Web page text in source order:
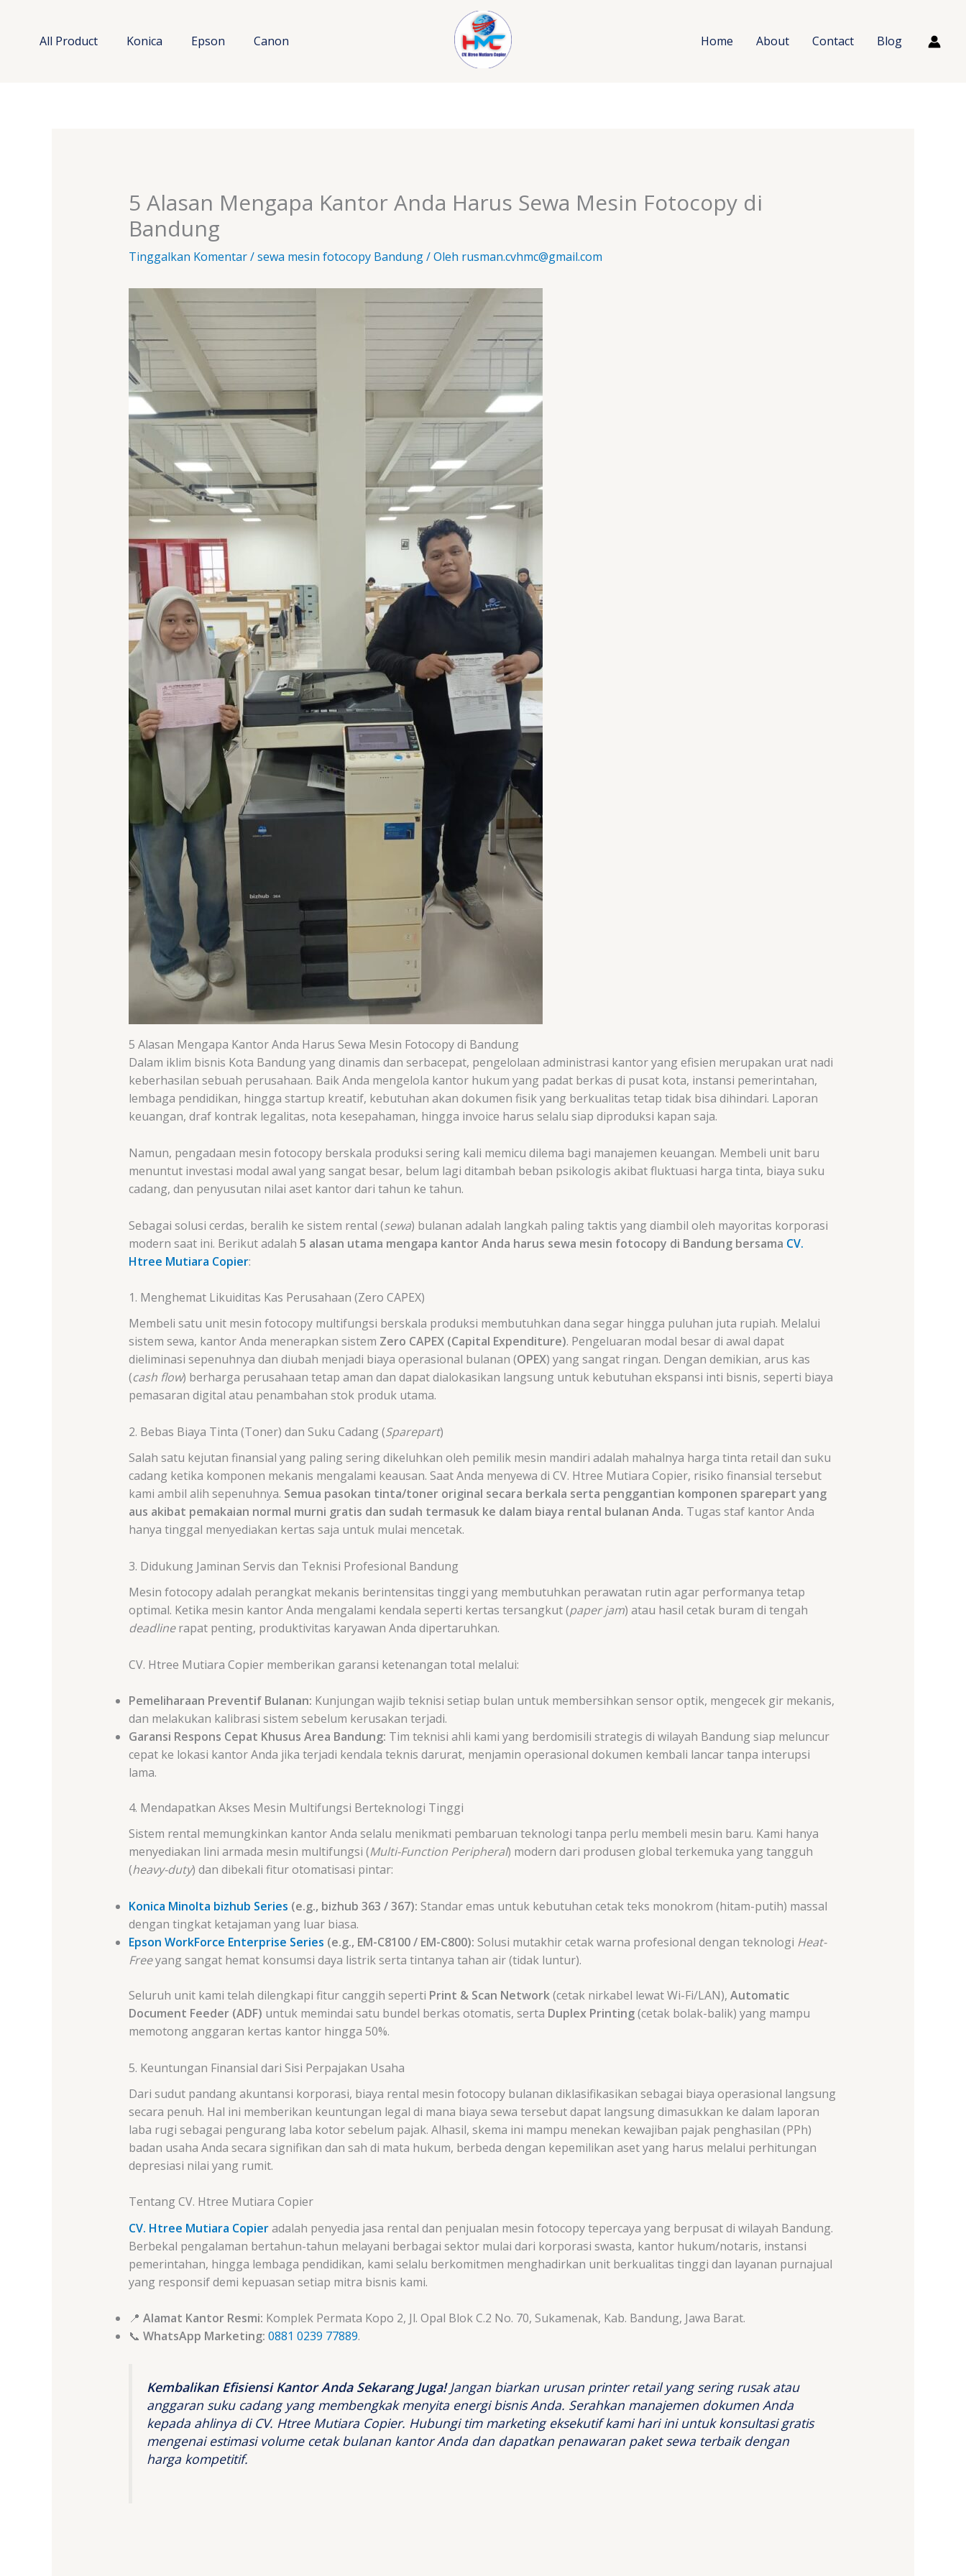
All Product Konica Epson Canon Home About Contact Blog
5 Alasan Mengapa Kantor Anda Harus Sewa Mesin Fotocopy di
Bandung
Tinggalkan Komentar/sewa mesin fotocopy Bandung/ Oleh rusman.cvhmc@gmail.com
5 Alasan Mengapa Kantor Anda Harus Sewa Mesin Fotocopy di Bandung
Dalam iklim bisnis Kota Bandung yang dinamis dan serbacepat, pengelolaan administrasi kantor yang efisien merupakan urat nadi
keberhasilan sebuah perusahaan. Baik Anda mengelola kantor hukum yang padat berkas di pusat kota, instansi pemerintahan,
lembaga pendidikan, hingga startup kreatif, kebutuhan akan dokumen fisik yang berkualitas tetap tidak bisa dihindari. Laporan
keuangan, draf kontrak legalitas, nota kesepahaman, hingga invoice harus selalu siap diproduksi kapan saja.
Namun, pengadaan mesin fotocopy berskala produksi sering kali memicu dilema bagi manajemen keuangan. Membeli unit baru
menuntut investasi modal awal yang sangat besar, belum lagi ditambah beban psikologis akibat fluktuasi harga tinta, biaya suku
cadang, dan penyusutan nilai aset kantor dari tahun ke tahun.
Sebagai solusi cerdas, beralih ke sistem rental (sewa) bulanan adalah langkah paling taktis yang diambil oleh mayoritas korporasi
modern saat ini. Berikut adalah 5 alasan utama mengapa kantor Anda harus sewa mesin fotocopy di Bandung bersama CV.
Htree Mutiara Copier:
1. Menghemat Likuiditas Kas Perusahaan (Zero CAPEX)
Membeli satu unit mesin fotocopy multifungsi berskala produksi membutuhkan dana segar hingga puluhan juta rupiah. Melalui
sistem sewa, kantor Anda menerapkan sistem Zero CAPEX (Capital Expenditure). Pengeluaran modal besar di awal dapat
dieliminasi sepenuhnya dan diubah menjadi biaya operasional bulanan (OPEX) yang sangat ringan. Dengan demikian, arus kas
(cash flow) berharga perusahaan tetap aman dan dapat dialokasikan langsung untuk kebutuhan ekspansi inti bisnis, seperti biaya
pemasaran digital atau penambahan stok produk utama.
2. Bebas Biaya Tinta (Toner) dan Suku Cadang (Sparepart)
Salah satu kejutan finansial yang paling sering dikeluhkan oleh pemilik mesin mandiri adalah mahalnya harga tinta retail dan suku
cadang ketika komponen mekanis mengalami keausan. Saat Anda menyewa di CV. Htree Mutiara Copier, risiko finansial tersebut
kami ambil alih sepenuhnya. Semua pasokan tinta/toner original secara berkala serta penggantian komponen sparepart yang
aus akibat pemakaian normal murni gratis dan sudah termasuk ke dalam biaya rental bulanan Anda. Tugas staf kantor Anda
hanya tinggal menyediakan kertas saja untuk mulai mencetak.
3. Didukung Jaminan Servis dan Teknisi Profesional Bandung
Mesin fotocopy adalah perangkat mekanis berintensitas tinggi yang membutuhkan perawatan rutin agar performanya tetap
optimal. Ketika mesin kantor Anda mengalami kendala seperti kertas tersangkut (paper jam) atau hasil cetak buram di tengah
deadlinerapat penting, produktivitas karyawan Anda dipertaruhkan.
CV. Htree Mutiara Copier memberikan garansi ketenangan total melalui:
Pemeliharaan Preventif Bulanan: Kunjungan wajib teknisi setiap bulan untuk membersihkan sensor optik, mengecek gir mekanis,
dan melakukan kalibrasi sistem sebelum kerusakan terjadi.
Garansi Respons Cepat Khusus Area Bandung: Tim teknisi ahli kami yang berdomisili strategis di wilayah Bandung siap meluncur
cepat ke lokasi kantor Anda jika terjadi kendala teknis darurat, menjamin operasional dokumen kembali lancar tanpa interupsi
lama.
4. Mendapatkan Akses Mesin Multifungsi Berteknologi Tinggi
Sistem rental memungkinkan kantor Anda selalu menikmati pembaruan teknologi tanpa perlu membeli mesin baru. Kami hanya
menyediakan lini armada mesin multifungsi (Multi-Function Peripheral) modern dari produsen global terkemuka yang tangguh
(heavy-duty) dan dibekali fitur otomatisasi pintar:
Konica Minolta bizhub Series (e.g., bizhub 363 / 367): Standar emas untuk kebutuhan cetak teks monokrom (hitam-putih) massal
dengan tingkat ketajaman yang luar biasa.
Epson WorkForce Enterprise Series (e.g., EM-C8100 / EM-C800): Solusi mutakhir cetak warna profesional dengan teknologi Heat-
Freeyang sangat hemat konsumsi daya listrik serta tintanya tahan air (tidak luntur).
Seluruh unit kami telah dilengkapi fitur canggih seperti Print & Scan Network(cetak nirkabel lewat Wi-Fi/LAN), Automatic
Document Feeder (ADF) untuk memindai satu bundel berkas otomatis, serta Duplex Printing(cetak bolak-balik) yang mampu
memotong anggaran kertas kantor hingga 50%.
5. Keuntungan Finansial dari Sisi Perpajakan Usaha
Dari sudut pandang akuntansi korporasi, biaya rental mesin fotocopy bulanan diklasifikasikan sebagai biaya operasional langsung
secara penuh. Hal ini memberikan keuntungan legal di mana biaya sewa tersebut dapat langsung dimasukkan ke dalam laporan
laba rugi sebagai pengurang laba kotor sebelum pajak. Alhasil, skema ini mampu menekan kewajiban pajak penghasilan (PPh)
badan usaha Anda secara signifikan dan sah di mata hukum, berbeda dengan kepemilikan aset yang harus melalui perhitungan
depresiasi nilai yang rumit.
Tentang CV. Htree Mutiara Copier
CV. Htree Mutiara Copieradalah penyedia jasa rental dan penjualan mesin fotocopy tepercaya yang berpusat di wilayah Bandung.
Berbekal pengalaman bertahun-tahun melayani berbagai sektor mulai dari korporasi swasta, kantor hukum/notaris, instansi
pemerintahan, hingga lembaga pendidikan, kami selalu berkomitmen menghadirkan unit berkualitas tinggi dan layanan purnajual
yang responsif demi kepuasan setiap mitra bisnis kami.
📍 Alamat Kantor Resmi: Komplek Permata Kopo 2, Jl. Opal Blok C.2 No. 70, Sukamenak, Kab. Bandung, Jawa Barat.
📞 WhatsApp Marketing: 0881 0239 77889.
Kembalikan Efisiensi Kantor Anda Sekarang Juga!Jangan biarkan urusan printer retail yang sering rusak atau
anggaran suku cadang yang membengkak menyita energi bisnis Anda. Serahkan manajemen dokumen Anda
kepada ahlinya di CV. Htree Mutiara Copier. Hubungi tim marketing eksekutif kami hari ini untuk konsultasi gratis
mengenai estimasi volume cetak bulanan kantor Anda dan dapatkan penawaran paket sewa terbaik dengan
harga kompetitif.